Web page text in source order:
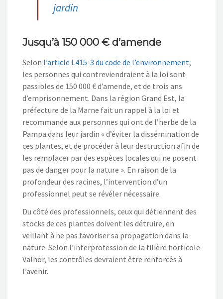
jardin
Jusqu’à 150 000 € d’amende
Selon l’article L415-3 du code de l’environnement,
les personnes qui contreviendraient à la loi sont
passibles de 150 000 € d’amende, et de trois ans
d’emprisonnement. Dans la région Grand Est, la
préfecture de la Marne fait un rappel à la loi et
recommande aux personnes qui ont de l’herbe de la
Pampa dans leur jardin « d’éviter la dissémination de
ces plantes, et de procéder à leur destruction afin de
les remplacer par des espèces locales qui ne posent
pas de danger pour la nature ». En raison de la
profondeur des racines, l’intervention d’un
professionnel peut se révéler nécessaire.
Du côté des professionnels, ceux qui détiennent des
stocks de ces plantes doivent les détruire, en
veillant à ne pas favoriser sa propagation dans la
nature. Selon l’interprofession de la filière horticole
Valhor, les contrôles devraient être renforcés à
l’avenir.